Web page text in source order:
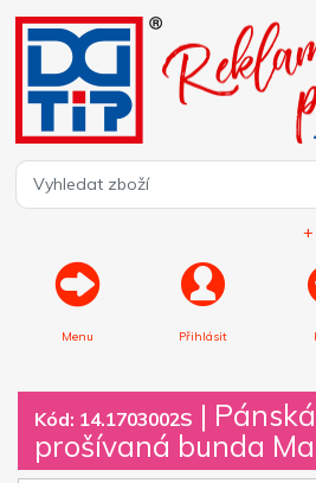
+
Menu Přihlásit
Kód: 14.1703002S |
prošívaná bunda